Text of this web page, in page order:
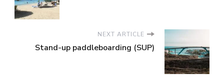
NEXT ARTICLE
Stand-up paddleboarding (SUP)